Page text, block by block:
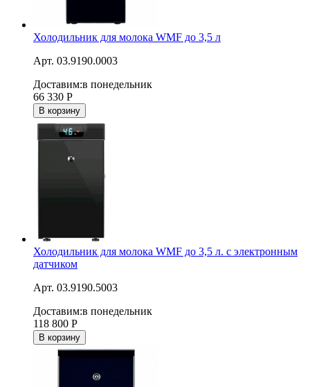
Холодильник для молока WMF до 3,5 л
Арт. 03.9190.0003
Доставим:в понедельник
66 330 Р
В корзину
Холодильник для молока WMF до 3,5 л. с электронным
датчиком
Арт. 03.9190.5003
Доставим:в понедельник
118 800 Р
В корзину